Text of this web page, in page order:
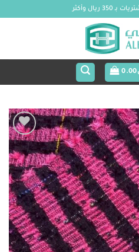
ريال وأكثر
0.00
Add to
wishlist